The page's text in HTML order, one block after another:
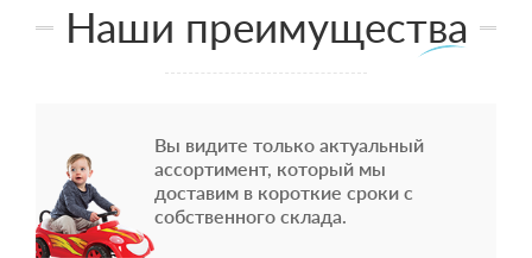
Наши преимущества
Вы видите только актуальный
ассортимент, который мы
доставим в короткие сроки с
собственного склада.